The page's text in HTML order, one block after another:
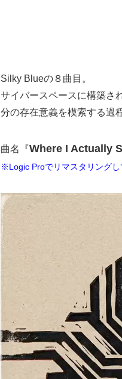
Silky Blueの８曲目。
サイバースペースに構築さ
分の存在意義を模索する過
曲名『Where I Actually
※Logic Proでリマスタリングし
動
プ
レ
ー
ヤ